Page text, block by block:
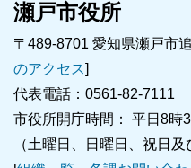
瀬戸市役所
〒489-8701 愛知県瀬戸市
のアクセス]
代表電話：0561-82-7111
市役所開庁時間： 平日8時
（土曜日、日曜日、祝日及